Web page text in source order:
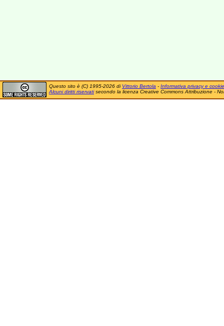
Questo sito è (C) 1995-2026 di Vittorio Bertola - Informativa privacy e cookie
Alcuni diritti riservatisecondo la licenza Creative Commons Attribuzione -